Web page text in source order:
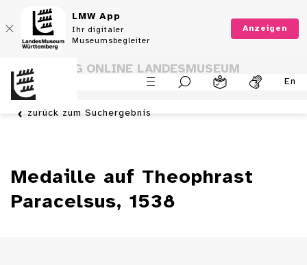
LMW App
Ihr digitaler
Museumsbegleiter
Anzeigen
En
SAMMLUNG ONLINE LANDESMUSEUM
WÜRTTEMBERG
zurück zum Suchergebnis
Medaille auf Theophrast
Paracelsus, 1538